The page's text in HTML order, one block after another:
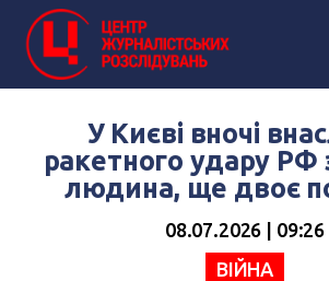
У Києві вночі
ракетного удару РФ
людина, ще двоє
08.07.2026 | 09:26
ВІЙНА